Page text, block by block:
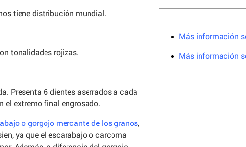
tiene distribución mundial.
tonalidades rojizas.
Presenta 6 dientes aserrados a cada
el extremo final engrosado.
o gorgojo mercante de los granos,
ya que el escarabajo o carcoma
Más información
Más información